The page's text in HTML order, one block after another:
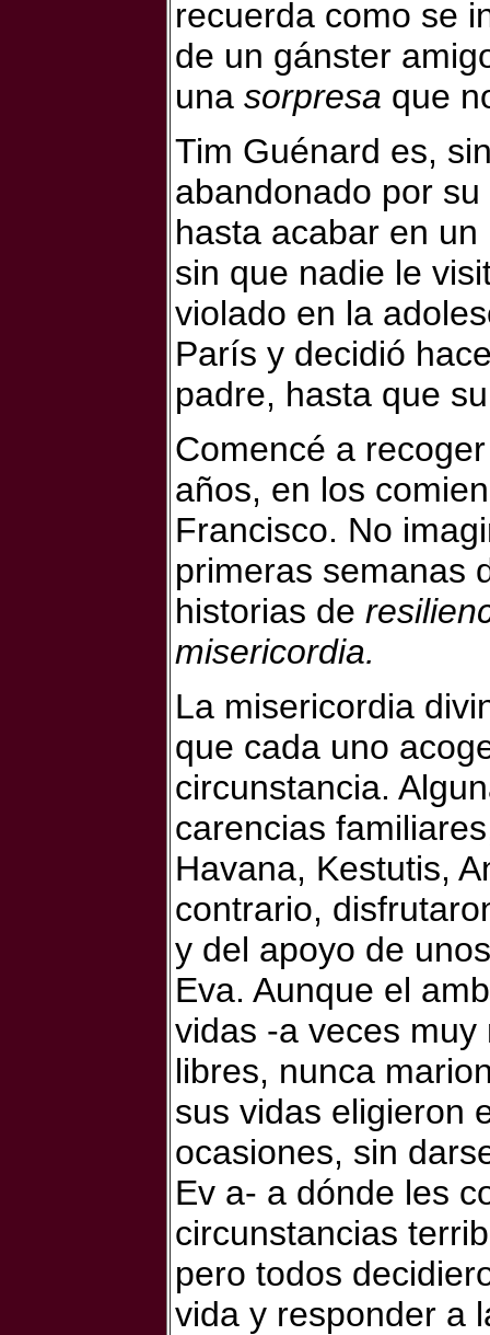
recuerda como se
de un gánster
una sorpresa que
Tim Guénard es,
abandonado por
hasta acabar en
sin que nadie le
violado en la
París y decidió
padre, hasta que
Comencé a
años, en los
Francisco. No
primeras semanas
historias de
misericordia.
La misericordia
que cada uno
circunstancia.
carencias
Havana, Kestutis,
contrario,
y del apoyo de
Eva. Aunque el
vidas -a veces
libres, nunca
sus vidas eligieron
ocasiones, sin
Ev a- a dónde les
circunstancias
pero todos
vida y responder a